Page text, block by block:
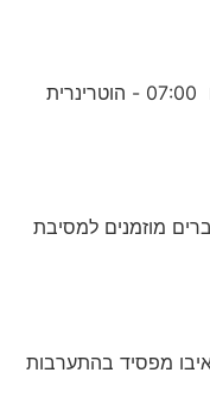
06:15 - ממלכה פראית - 1. סלע הנמרים 07:00 - הוטרינרית
- 06:24 דורה והחברים מוזמנים למסיבת
פראית - פרק 113 06:15 - 06:58 איבו מפסיד בהתערבות